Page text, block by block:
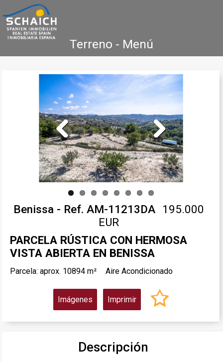
Terreno - Menú
Home Costa Blanca Venta Alquiler
Nueva Construcción
Agencia Inmobiliaria Testimonios
Contacto
Previous Next
Benissa - Ref. AM-11213DA
195.000
EUR
PARCELA RÚSTICA CON HERMOSA
VISTA ABIERTA EN BENISSA
Parcela: aprox. 10894 m² Aire Acondicionado
Imágenes Imprimir
Descripción